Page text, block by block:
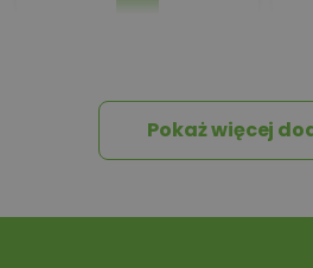
Tablica informacyjna
Pokaż więcej